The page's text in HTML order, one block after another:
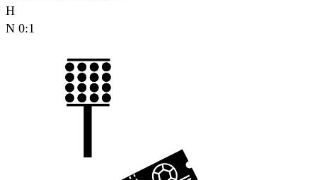
H
N 0:1